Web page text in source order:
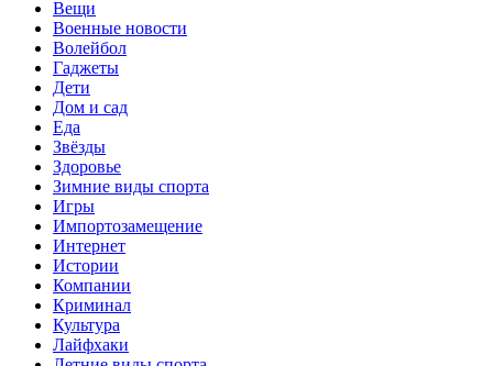
Вещи
Военные новости
Волейбол
Гаджеты
Дети
Дом и сад
Еда
Звёзды
Здоровье
Зимние виды спорта
Игры
Импортозамещение
Интернет
Истории
Компании
Криминал
Культура
Лайфхаки